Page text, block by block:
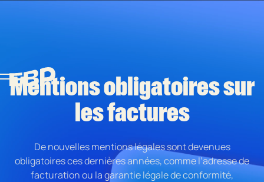
Mentions obligatoires sur
les factures
De nouvelles mentions légales sont devenues
obligatoires ces dernières années, comme l’adresse de
facturation ou la garantie légale de conformité,